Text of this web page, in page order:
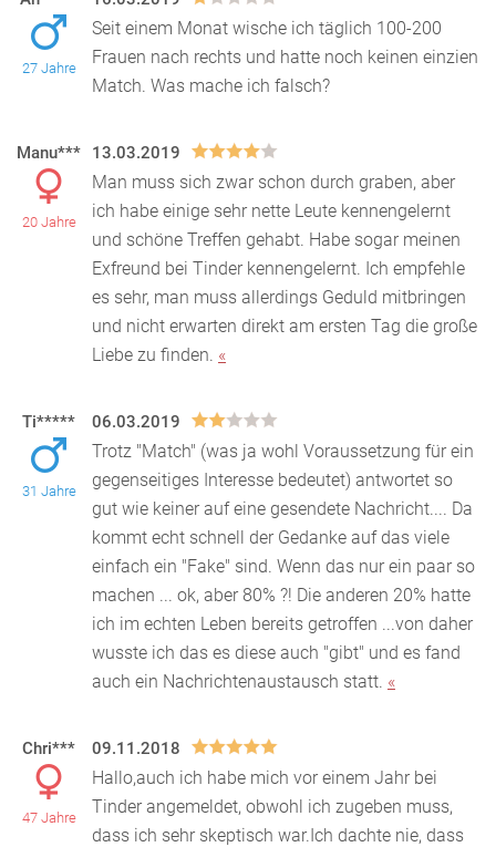
27 Jahre
Seit einem Monat wische ich täglich 100-200
Frauen nach rechts und hatte noch keinen einzien
Match. Was mache ich falsch?
Manu***
20 Jahre
13.03.2019
Man muss sich zwar schon durch graben, aber
ich habe einige sehr nette Leute kennengelernt
und schöne Treffen gehabt. Habe sogar meinen
Exfreund bei Tinder kennengelernt. Ich empfehle
es sehr, man muss allerdings Geduld mitbringen
und nicht erwarten direkt am ersten Tag die große
Liebe zu finden. «
Ti*****
31 Jahre
06.03.2019
Trotz "Match" (was ja wohl Voraussetzung für ein
gegenseitiges Interesse bedeutet) antwortet so
gut wie keiner auf eine gesendete Nachricht.... Da
kommt echt schnell der Gedanke auf das viele
einfach ein "Fake" sind. Wenn das nur ein paar so
machen ... ok, aber 80% ?! Die anderen 20% hatte
ich im echten Leben bereits getroffen ...von daher
wusste ich das es diese auch "gibt" und es fand
auch ein Nachrichtenaustausch statt. «
Chri***
47 Jahre
09.11.2018
Hallo,auch ich habe mich vor einem Jahr bei
Tinder angemeldet, obwohl ich zugeben muss,
dass ich sehr skeptisch war.Ich dachte nie, dass